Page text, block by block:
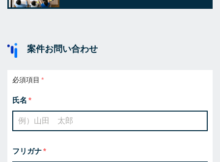
案件お問い合わせ
必須項目
氏名
フリガナ